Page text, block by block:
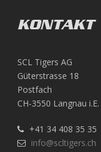
KONTAKT
SCL Tigers AG
Güterstrasse 18
Postfach
CH-3550 Langnau i.E.
+41 34 408 35 35
info@scltigers.ch